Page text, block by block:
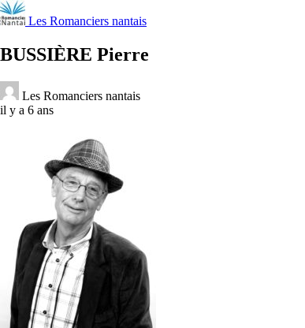
Les Romanciers nantais
BUSSIÈRE Pierre
Les Romanciers nantais
il y a 6 ans